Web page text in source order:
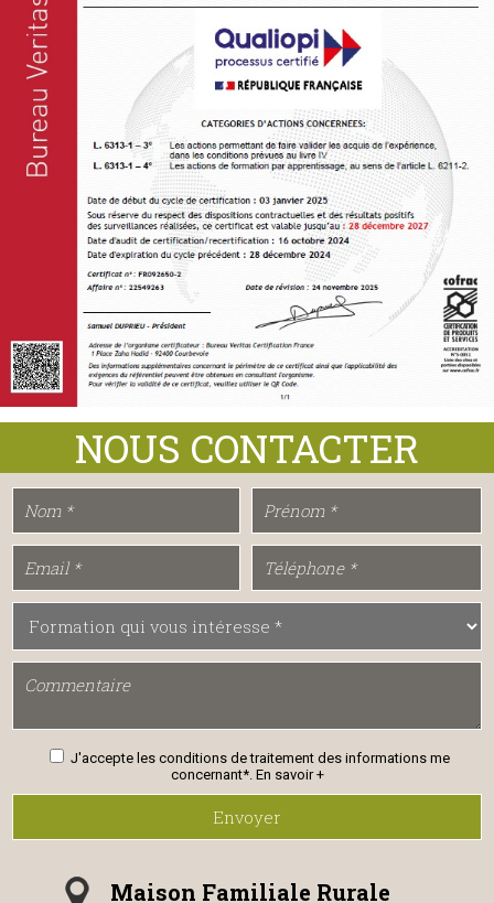
J'accepte les conditions de traitement des informations me
concernant*. En savoir +
Envoyer
Maison Familiale Rurale